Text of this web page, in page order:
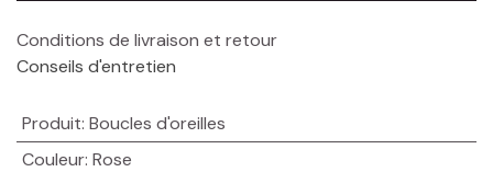
Conditions de livraison et retour
Conseils d'entretien
Produit: Boucles d'oreilles
Couleur: Rose